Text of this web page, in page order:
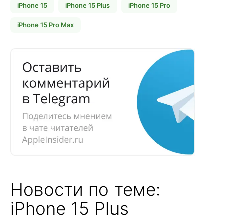
iPhone 15 iPhone 15 Plus iPhone 15 Pro
iPhone 15 Pro Max
Новости по теме:
iPhone 15 Plus